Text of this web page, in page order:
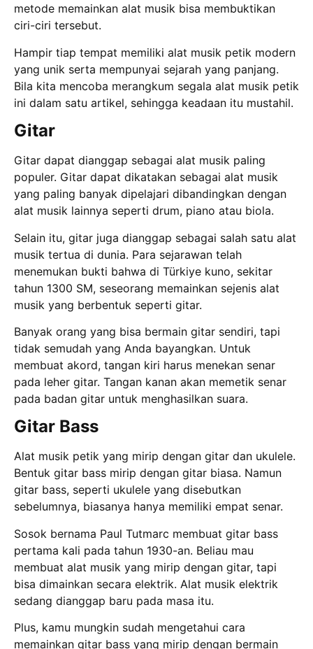
metode memainkan alat musik bisa membuktikan
ciri-ciri tersebut.
Hampir tiap tempat memiliki alat musik petik modern
yang unik serta mempunyai sejarah yang panjang.
Bila kita mencoba merangkum segala alat musik petik
ini dalam satu artikel, sehingga keadaan itu mustahil.
Gitar
Gitar dapat dianggap sebagai alat musik paling
populer. Gitar dapat dikatakan sebagai alat musik
yang paling banyak dipelajari dibandingkan dengan
alat musik lainnya seperti drum, piano atau biola.
Selain itu, gitar juga dianggap sebagai salah satu alat
musik tertua di dunia. Para sejarawan telah
menemukan bukti bahwa di Türkiye kuno, sekitar
tahun 1300 SM, seseorang memainkan sejenis alat
musik yang berbentuk seperti gitar.
Banyak orang yang bisa bermain gitar sendiri, tapi
tidak semudah yang Anda bayangkan. Untuk
membuat akord, tangan kiri harus menekan senar
pada leher gitar. Tangan kanan akan memetik senar
pada badan gitar untuk menghasilkan suara.
Gitar Bass
Alat musik petik yang mirip dengan gitar dan ukulele.
Bentuk gitar bass mirip dengan gitar biasa. Namun
gitar bass, seperti ukulele yang disebutkan
sebelumnya, biasanya hanya memiliki empat senar.
Sosok bernama Paul Tutmarc membuat gitar bass
pertama kali pada tahun 1930-an. Beliau mau
membuat alat musik yang mirip dengan gitar, tapi
bisa dimainkan secara elektrik. Alat musik elektrik
sedang dianggap baru pada masa itu.
Plus, kamu mungkin sudah mengetahui cara
memainkan gitar bass yang mirip dengan bermain